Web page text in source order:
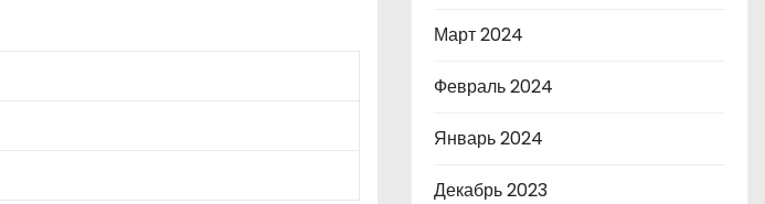
Март 2024
Февраль 2024
Январь 2024
Декабрь 2023